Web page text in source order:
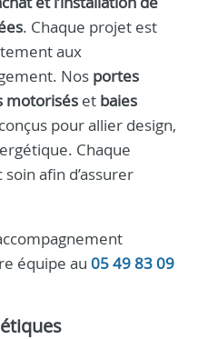
. Chaque projet est
aux
Nos portes
motorisés et baies
pour allier design,
Chaque
afin d’assurer
équipe au 05 49 83 09